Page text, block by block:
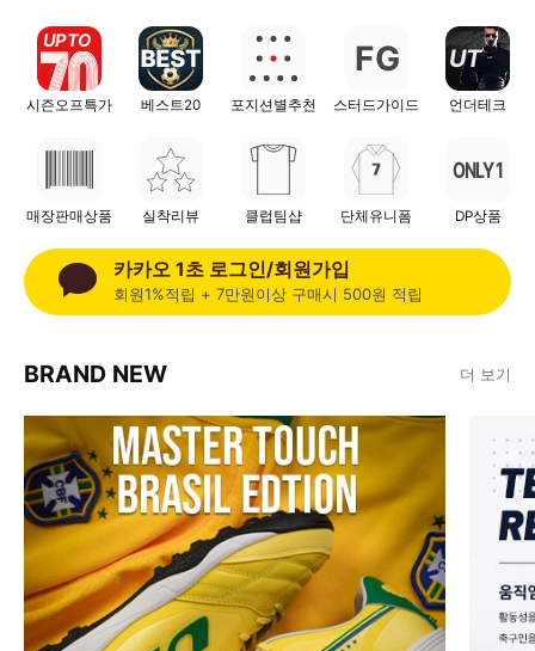
UP TO
시즌오프특가 베스트20 포지션별추천
FG
스터드가이드
UT
언더테크
매장판매상품 실착리뷰 클럽팀샵 단체유니폼
ONLY 1
DP상품
카카오 1초 로그인/회원가입
회원1%적립 + 7만원이상 구매시 500원 적립
BRAND NEW 더 보기